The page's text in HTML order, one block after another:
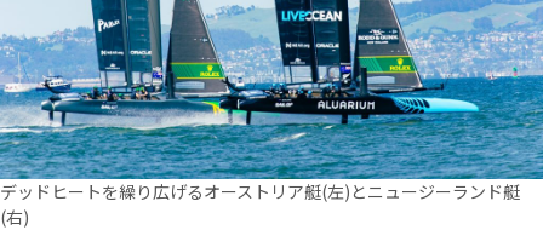
デッドヒートを繰り広げるオーストリア艇(左)とニュージーランド艇
(右)